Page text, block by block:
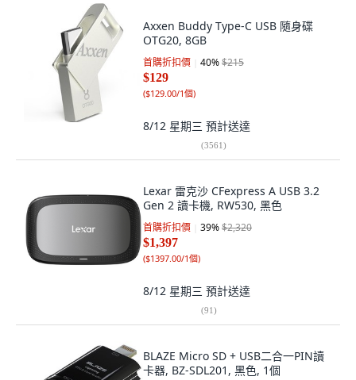
Axxen Buddy Type-C USB 隨身碟
OTG20, 8GB
首購折扣價 40%$215
$129
($129.00/1個)
8/12 星期三 預計送達
(3561)
Lexar 雷克沙 CFexpress A USB 3.2
Gen 2 讀卡機, RW530, 黑色
首購折扣價 39%$2,320
$1,397
($1397.00/1個)
8/12 星期三 預計送達
(91)
BLAZE Micro SD + USB二合一PIN讀
卡器, BZ-SDL201, 黑色, 1個